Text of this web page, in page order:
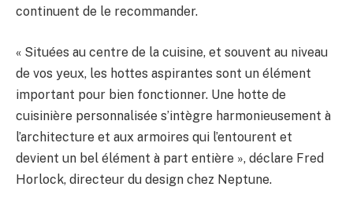
continuent de le recommander.
« Situées au centre de la cuisine, et souvent au niveau
de vos yeux, les hottes aspirantes sont un élément
important pour bien fonctionner. Une hotte de
cuisinière personnalisée s’intègre harmonieusement à
l’architecture et aux armoires qui l’entourent et
devient un bel élément à part entière », déclare Fred
Horlock, directeur du design chez Neptune.